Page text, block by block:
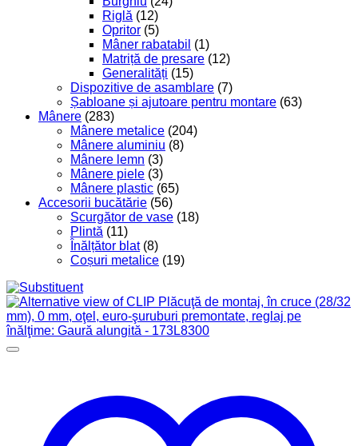
Riglă (12)
Opritor (5)
Mâner rabatabil (1)
Matriță de presare (12)
Generalități (15)
Dispozitive de asamblare (7)
Șabloane și ajutoare pentru montare (63)
Mânere (283)
Mânere metalice (204)
Mânere aluminiu (8)
Mânere lemn (3)
Mânere piele (3)
Mânere plastic (65)
Accesorii bucătărie (56)
Scurgător de vase (18)
Plintă (11)
Înălțător blat (8)
Coșuri metalice (19)